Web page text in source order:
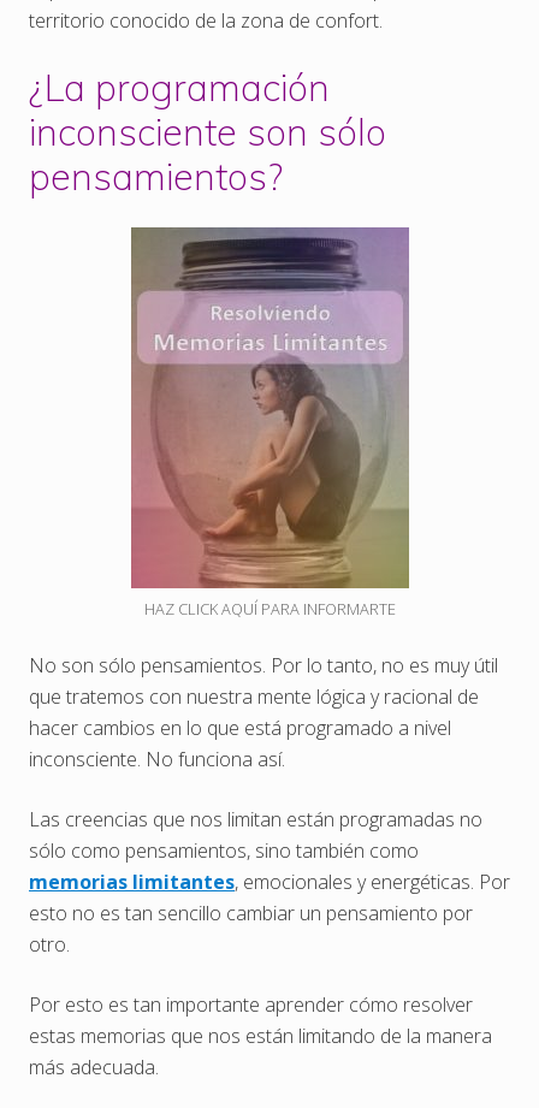
territorio conocido de la zona de confort.
¿La programación
inconsciente son sólo
pensamientos?
HAZ CLICK AQUÍ PARA INFORMARTE
No son sólo pensamientos. Por lo tanto, no es muy útil
que tratemos con nuestra mente lógica y racional de
hacer cambios en lo que está programado a nivel
inconsciente. No funciona así.
Las creencias que nos limitan están programadas no
sólo como pensamientos, sino también como
memorias limitantes, emocionales y energéticas. Por
esto no es tan sencillo cambiar un pensamiento por
otro.
Por esto es tan importante aprender cómo resolver
estas memorias que nos están limitando de la manera
más adecuada.